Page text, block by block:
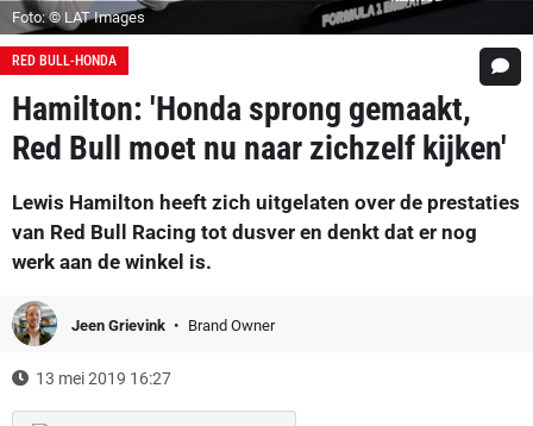
Foto: © LAT Images
RED BULL-HONDA
Hamilton: 'Honda sprong gemaakt,
Red Bull moet nu naar zichzelf kijken'
Lewis Hamilton heeft zich uitgelaten over de prestaties
van Red Bull Racing tot dusver en denkt dat er nog
werk aan de winkel is.
Jeen Grievink Brand Owner
13 mei 2019 16:27